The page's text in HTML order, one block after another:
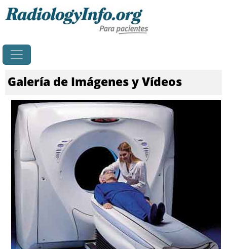
Galería de Imágenes y Vídeos